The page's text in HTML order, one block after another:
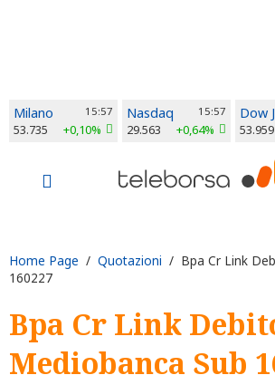
Milano 15:57
53.735 +0,10%
Nasdaq 15:57
29.563 +0,64%
Dow
53.959
Home Page / Quotazioni / Bpa Cr Link
160227
Bpa Cr Link
Mediobanca Sub